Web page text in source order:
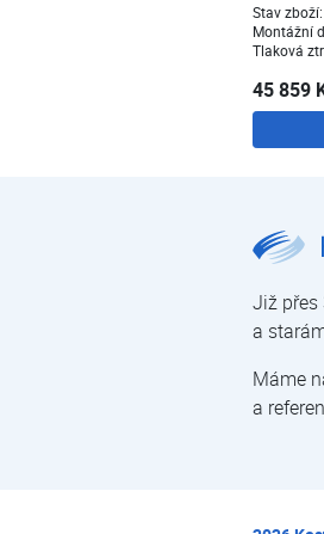
Stav zboží:
Montážní
Tlaková
45 859
Již přes
a
Máme
a